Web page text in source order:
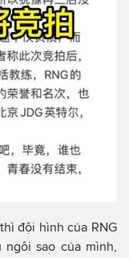
đội hình của RNG
sao của mình,